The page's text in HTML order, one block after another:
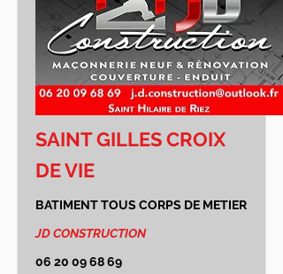
SAINT GILLES CROIX
DE VIE
BATIMENT TOUS CORPS DE METIER
JD CONSTRUCTION
06 20 09 68 69